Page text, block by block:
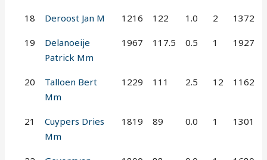
18 Deroost Jan M 1216 122 1.0 2 1372
19
Delanoeije
Patrick Mm
1967 117.5 0.5 1 1927
20
Talloen Bert
Mm
1229 111 2.5 12 1162
21
Cuypers Dries
Mm
1819 89 0.0 1 1301